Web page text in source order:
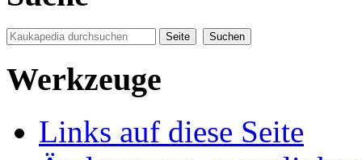
Werkzeuge
Links auf diese Seite